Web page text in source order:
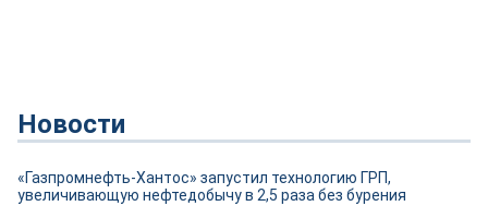
Новости
«Газпромнефть-Хантос» запустил технологию ГРП,
увеличивающую нефтедобычу в 2,5 раза без бурения